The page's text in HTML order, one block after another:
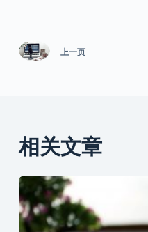
上一页
相关文章